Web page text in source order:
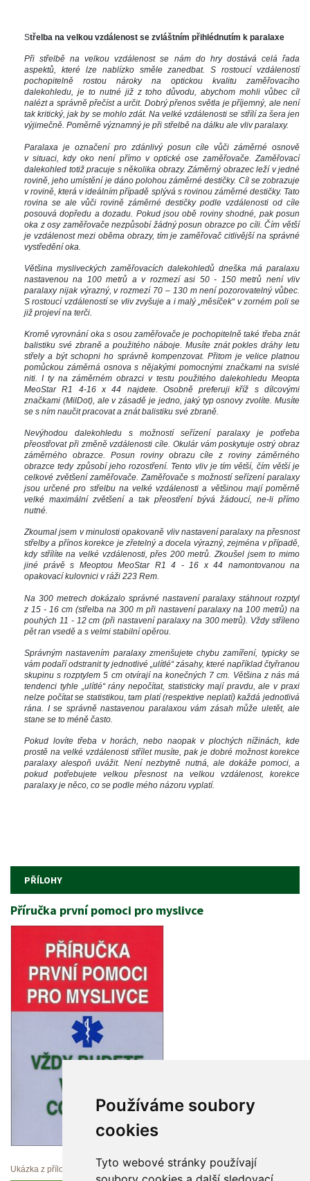
Používáme soubory
cookie
Tyto webové stránky používají
Střelba na velkou vzdálenost se zvláštním přihlédnutím k paralaxe
Při střelbě na velkou vzdálenost se nám do hry dostává celá řada
aspektů, které lze nablízko směle zanedbat. S rostoucí vzdáleností
pochopitelně rostou nároky na optickou kvalitu zaměřovacího
dalekohledu, je to nutné již z toho důvodu, abychom mohli vůbec cíl
nalézt a správně přečíst a určit. Dobrý přenos světla je příjemný, ale není
tak kritický, jak by se mohlo zdát. Na velké vzdálenosti se střílí za šera jen
výjimečně. Poměrně významný je při střelbě na dálku ale vliv paralaxy.
Paralaxa je označení pro zdánlivý posun cíle vůči záměrné osnově
v situaci, kdy oko není přímo v optické ose zaměřovače. Zaměřovací
dalekohled totiž pracuje s několika obrazy. Záměrný obrazec leží v jedné
rovině, jeho umístění je dáno polohou záměrné destičky. Cíl se zobrazuje
v rovině, která v ideálním případě splývá s rovinou záměrné destičky. Tato
rovina se ale vůči rovině záměrné destičky podle vzdálenosti od cíle
posouvá dopředu a dozadu. Pokud jsou obě roviny shodné, pak posun
oka z osy zaměřovače nezpůsobí žádný posun obrazce po cíli. Čím větší
je vzdálenost mezi oběma obrazy, tím je zaměřovač citlivější na správné
vystředění oka.
Většina mysliveckých zaměřovacích dalekohledů dneška má paralaxu
nastavenou na 100 metrů a v rozmezí asi 50 - 150 metrů není vliv
paralaxy nijak výrazný, v rozmezí 70 – 130 m není pozorovatelný vůbec.
S rostoucí vzdáleností se vliv zvyšuje a i malý „měsíček“ v zorném poli se
již projeví na terči.
Kromě vyrovnání oka s osou zaměřovače je pochopitelně také třeba znát
balistiku své zbraně a použitého náboje. Musíte znát pokles dráhy letu
třely a být schopni ho správně kompenzovat. Přitom je velice platnou
pomůckou záměrná osnova s nějakými pomocnými značkami na svislé
niti. I ty na záměrném obrazci v testu použitého dalekohledu Meopta
MeoStar R1 4-16 x 44 najdete. Osobně preferuji kříž s dílcovými
značkami (MilDot), ale v zásadě je jedno, jaký typ osnovy zvolíte. Musíte
e s ním naučit pracovat a znát balistiku své zbraně.
Nevýhodou dalekohledu s možností seřízení paralaxy je potřeba
přeostřovat při změně vzdálenosti cíle. Okulár vám poskytuje ostrý obraz
záměrného obrazce. Posun roviny obrazu cíle z roviny záměrného
obrazce tedy způsobí jeho rozostření. Tento vliv je tím větší, čím větší je
celkové zvětšení zaměřovače. Zaměřovače s možností seřízení paralaxy
jsou určené pro střelbu na velké vzdálenosti a většinou mají poměrně
velké maximální zvětšení a tak přeostření bývá žádoucí, ne-li přímo
nutné.
Zkoumal jsem v minulosti opakovaně vliv nastavení paralaxy na přesnost
třelby a přínos korekce je zřetelný a docela výrazný, zejména v případě,
kdy střílíte na velké vzdálenosti, přes 200 metrů. Zkoušel jsem to mimo
jiné právě s Meoptou MeoStar R1 4 - 16 x 44 namontovanou na
opakovací kulovnici v ráži 223 Rem.
Na 300 metrech dokázalo správné nastavení paralaxy stáhnout rozptyl
z 15 - 16 cm (střelba na 300 m při nastavení paralaxy na 100 metrů) na
pouhých 11 - 12 cm (při nastavení paralaxy na 300 metrů). Vždy stříleno
pět ran vsedě a s velmi stabilní opěrou.
Správným nastavením paralaxy zmenšujete chybu zamíření, typicky se
vám podaří odstranit ty jednotlivé „ulítlé“ zásahy, které například čtyřranou
kupinu s rozptylem 5 cm otvírají na konečných 7 cm. Většina z nás má
tendenci tyhle „ulítlé“ rány nepočítat, statisticky mají pravdu, ale v praxi
nelze počítat se statistikou, tam platí (respektive neplatí) každá jednotlivá
rána. I se správně nastavenou paralaxou vám zásah může uletět, ale
tane se to méně často.
Pokud lovíte třeba v horách, nebo naopak v plochých nížinách, kde
prostě na velké vzdálenosti střílet musíte, pak je dobré možnost korekce
paralaxy alespoň uvážit. Není nezbytně nutná, ale dokáže pomoci, a
pokud potřebujete velkou přesnost na velkou vzdálenost, korekce
paralaxy je něco, co se podle mého názoru vyplatí.
PŘÍLOHY
Příručka první pomoci pro myslivce
Ukázka z přílohy